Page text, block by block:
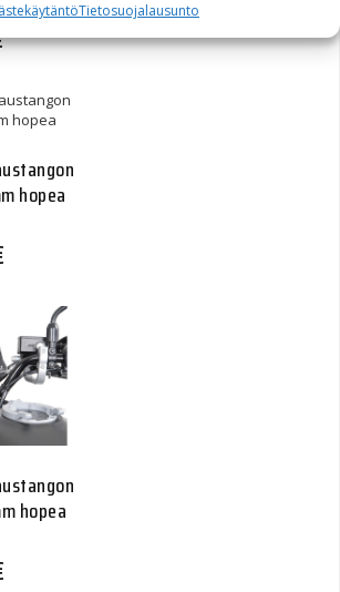
Tietosuojalausunto
hopea
hopea